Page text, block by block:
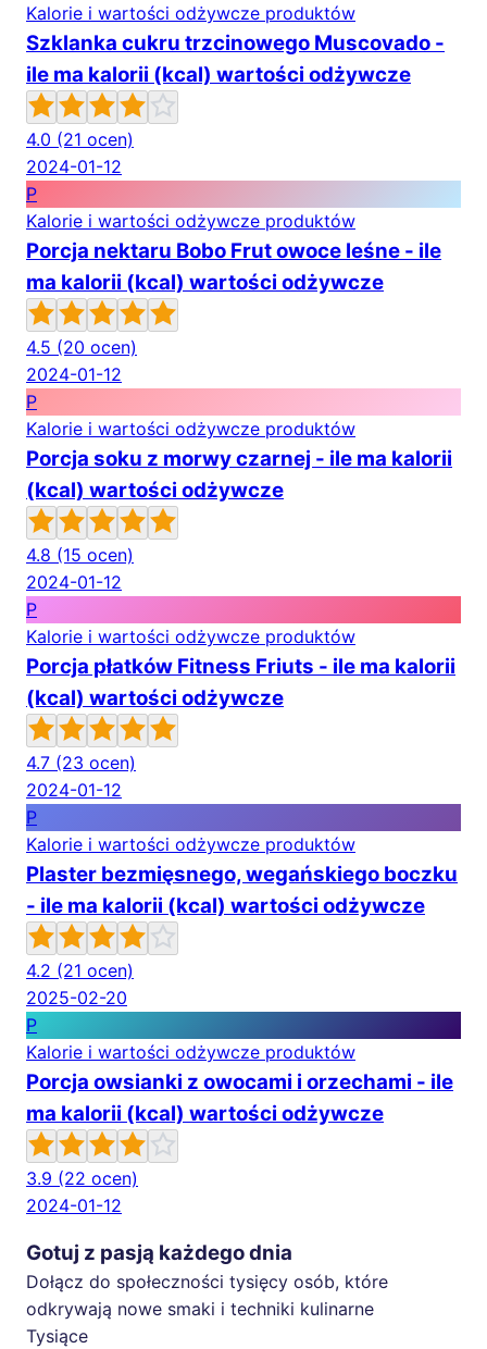
Kalorie i wartości odżywcze produktów
Szklanka cukru trzcinowego Muscovado -
ile ma kalorii (kcal) wartości odżywcze
4.0 (21 ocen)
2024-01-12
P
Kalorie i wartości odżywcze produktów
Porcja nektaru Bobo Frut owoce leśne - ile
ma kalorii (kcal) wartości odżywcze
4.5 (20 ocen)
2024-01-12
P
Kalorie i wartości odżywcze produktów
Porcja soku z morwy czarnej - ile ma kalorii
(kcal) wartości odżywcze
4.8 (15 ocen)
2024-01-12
P
Kalorie i wartości odżywcze produktów
Porcja płatków Fitness Friuts - ile ma kalorii
(kcal) wartości odżywcze
4.7 (23 ocen)
2024-01-12
P
Kalorie i wartości odżywcze produktów
Plaster bezmięsnego, wegańskiego boczku
- ile ma kalorii (kcal) wartości odżywcze
4.2 (21 ocen)
2025-02-20
P
Kalorie i wartości odżywcze produktów
Porcja owsianki z owocami i orzechami - ile
ma kalorii (kcal) wartości odżywcze
3.9 (22 ocen)
2024-01-12
Gotuj z pasją każdego dnia
Dołącz do społeczności tysięcy osób, które
odkrywają nowe smaki i techniki kulinarne
Tysiące